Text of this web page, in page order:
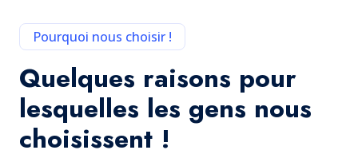
Pourquoi nous choisir !
Quelques raisons pour
lesquelles les gens nous
choisissent !